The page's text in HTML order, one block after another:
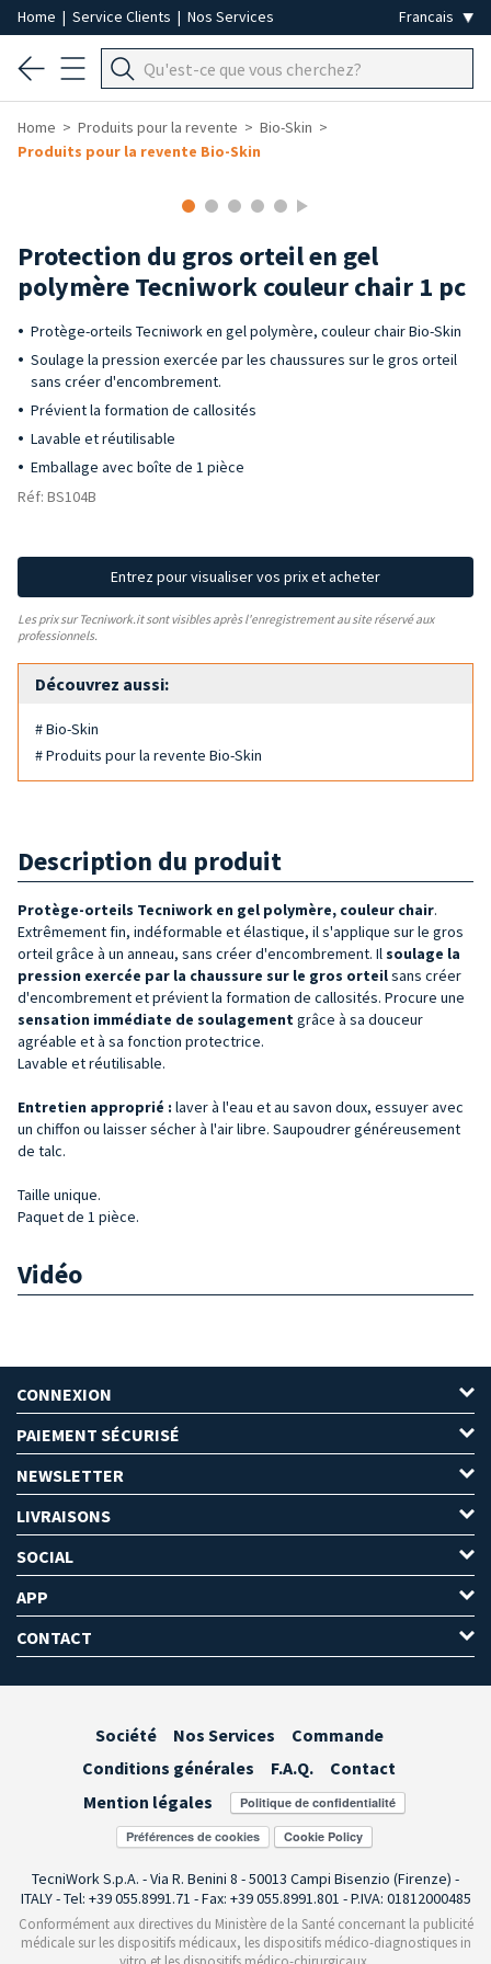
Home | Service Clients | Nos Services
Home Produits pour la revente
Bio-Skin
Produits pour la revente Bio-Skin
Protection du gros orteil en gel
polymère Tecniwork couleur chair 1 pc
Protège-orteils Tecniwork en gel polymère, couleur chair Bio-Skin
Soulage la pression exercée par les chaussures sur le gros orteil
sans créer d'encombrement.
Prévient la formation de callosités
Lavable et réutilisable
Emballage avec boîte de 1 pièce
Réf: BS104B
Entrez pour visualiser vos prix et acheter
Les prix sur Tecniwork.it sont visibles après l'enregistrement au site réservé aux
professionnels.
Découvrez aussi:
# Bio-Skin
# Produits pour la revente Bio-Skin
Description du produit
Protège-orteils Tecniwork en gel polymère, couleur chair.
Extrêmement fin, indéformable et élastique, il s'applique sur le gros
orteil grâce à un anneau, sans créer d'encombrement. Il soulage la
pression exercée par la chaussure sur le gros orteilsans créer
d'encombrement et prévient la formation de callosités. Procure une
sensation immédiate de soulagement grâce à sa douceur
agréable et à sa fonction protectrice.
Lavable et réutilisable.
Entretien approprié : laver à l'eau et au savon doux, essuyer avec
un chiffon ou laisser sécher à l'air libre. Saupoudrer généreusement
de talc.
Taille unique.
Paquet de 1 pièce.
Vidéo
CONNEXION
PAIEMENT SÉCURISÉ
NEWSLETTER
LIVRAISONS
SOCIAL
APP
CONTACT
Société Nos Services
Commande
Conditions générales
F.A.Q.
Contact
Mention légales
Préférences de cookies
TecniWork S.p.A. - Via R. Benini 8 - 50013 Campi Bisenzio (Firenze) -
ITALY - Tel: +39 055.8991.71 - Fax: +39 055.8991.801 - P.IVA: 01812000485
Conformément aux directives du Ministère de la Santé concernant la publicité
médicale sur les dispositifs médicaux, les dispositifs médico-diagnostiques in